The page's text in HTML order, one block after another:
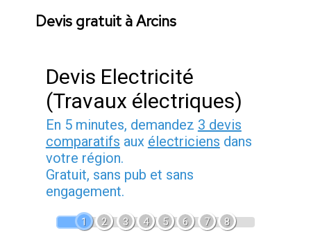
Devis gratuit à Arcins
Devis Electricité
(Travaux électriques)
En 5 minutes, demandez 3 devis
comparatifs aux électriciens dans
votre région.
Gratuit, sans pub et sans
engagement.
1 2 3 4 5 6 7 8